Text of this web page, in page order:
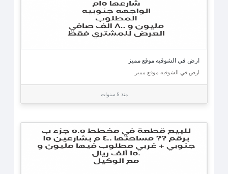
ارض في الشوقيه موقع مميز
ارض في الشوقيه موقع مميز
منذ 5 سنوات